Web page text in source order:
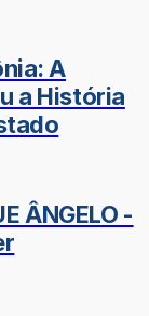
A
a História
ÂNGELO -